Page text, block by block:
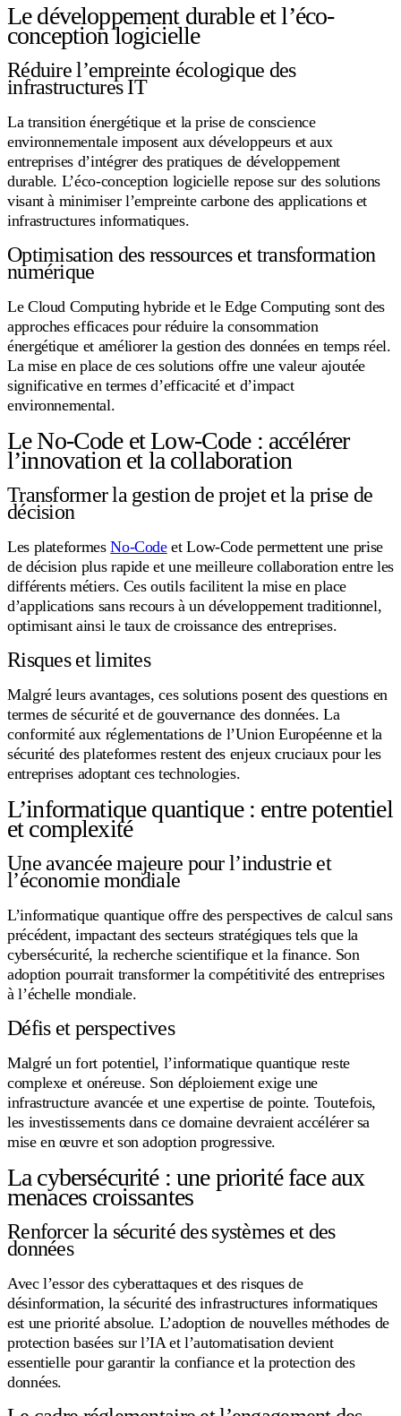
Le développement durable et l’éco-
conception logicielle
Réduire l’empreinte écologique des
infrastructures IT
La transition énergétique et la prise de conscience
environnementale imposent aux développeurs et aux
entreprises d’intégrer des pratiques de développement
durable. L’éco-conception logicielle repose sur des solutions
visant à minimiser l’empreinte carbone des applications et
infrastructures informatiques.
Optimisation des ressources et transformation
numérique
Le Cloud Computing hybride et le Edge Computing sont des
approches efficaces pour réduire la consommation
énergétique et améliorer la gestion des données en temps réel.
La mise en place de ces solutions offre une valeur ajoutée
significative en termes d’efficacité et d’impact
environnemental.
Le No-Code et Low-Code : accélérer
l’innovation et la collaboration
Transformer la gestion de projet et la prise de
décision
Les plateformesNo-Codeet Low-Code permettent une prise
de décision plus rapide et une meilleure collaboration entre les
différents métiers. Ces outils facilitent la mise en place
d’applications sans recours à un développement traditionnel,
optimisant ainsi le taux de croissance des entreprises.
Risques et limites
Malgré leurs avantages, ces solutions posent des questions en
termes de sécurité et de gouvernance des données. La
conformité aux réglementations de l’Union Européenne et la
sécurité des plateformes restent des enjeux cruciaux pour les
entreprises adoptant ces technologies.
L’informatique quantique : entre potentiel
et complexité
Une avancée majeure pour l’industrie et
l’économie mondiale
L’informatique quantique offre des perspectives de calcul sans
précédent, impactant des secteurs stratégiques tels que la
cybersécurité, la recherche scientifique et la finance. Son
adoption pourrait transformer la compétitivité des entreprises
à l’échelle mondiale.
Défis et perspectives
Malgré un fort potentiel, l’informatique quantique reste
complexe et onéreuse. Son déploiement exige une
infrastructure avancée et une expertise de pointe. Toutefois,
les investissements dans ce domaine devraient accélérer sa
mise en œuvre et son adoption progressive.
La cybersécurité : une priorité face aux
menaces croissantes
Renforcer la sécurité des systèmes et des
données
Avec l’essor des cyberattaques et des risques de
désinformation, la sécurité des infrastructures informatiques
est une priorité absolue. L’adoption de nouvelles méthodes de
protection basées sur l’IA et l’automatisation devient
essentielle pour garantir la confiance et la protection des
données.